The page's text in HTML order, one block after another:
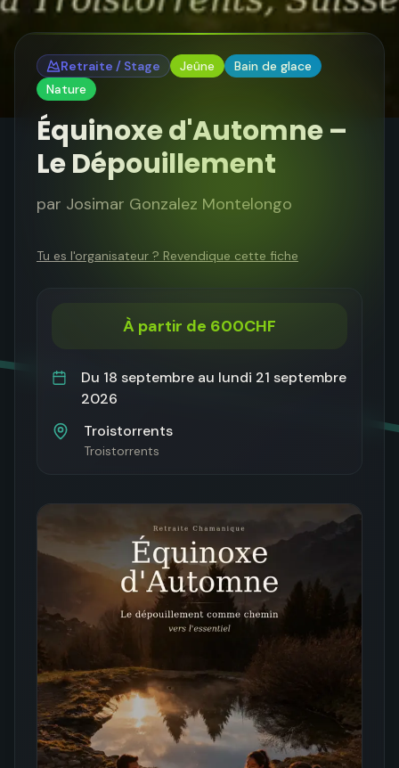
Retraite / Stage Jeûne
Bain de glace
Nature
Équinoxe d'Automne –
Le Dépouillement
par Josimar Gonzalez Montelongo
Tu es l'organisateur ? Revendique cette fiche
À partir de 600CHF
Du 18 septembre au lundi 21 septembre
2026
Troistorrents
Troistorrents